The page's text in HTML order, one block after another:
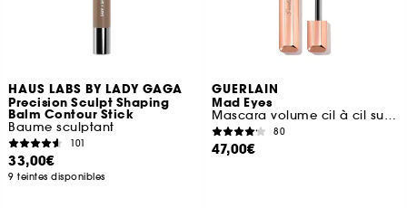
HAUS LABS BY LADY GAGA
Precision Sculpt Shaping
Balm Contour Stick
Baume sculptant
101
33,00€
9 teintes disponibles
GUERLAIN
Mad Eyes
Mascara volume cil à cil sur-mesure
80
47,00€